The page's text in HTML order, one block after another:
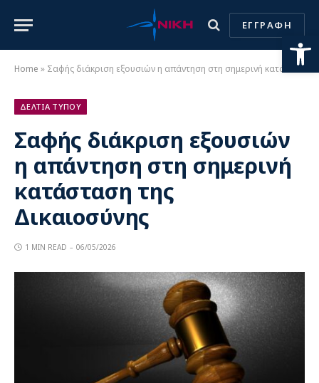
ΕΓΓΡΑΦΗ
Home » Σαφής διάκριση εξουσιών η απάντηση στη σημερινή κατάσταση της Δικαιοσύνης
ΔΕΛΤΙΑ ΤΥΠΟΥ
Σαφής διάκριση εξουσιών
η απάντηση στη σημερινή
κατάσταση της
Δικαιοσύνης
1 MIN READ 06/05/2026